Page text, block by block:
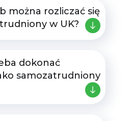
można rozliczać się
w UK?
dokonać
samozatrudniony